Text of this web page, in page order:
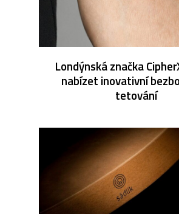
Londýnská značka
nabízet inovativní
tetování